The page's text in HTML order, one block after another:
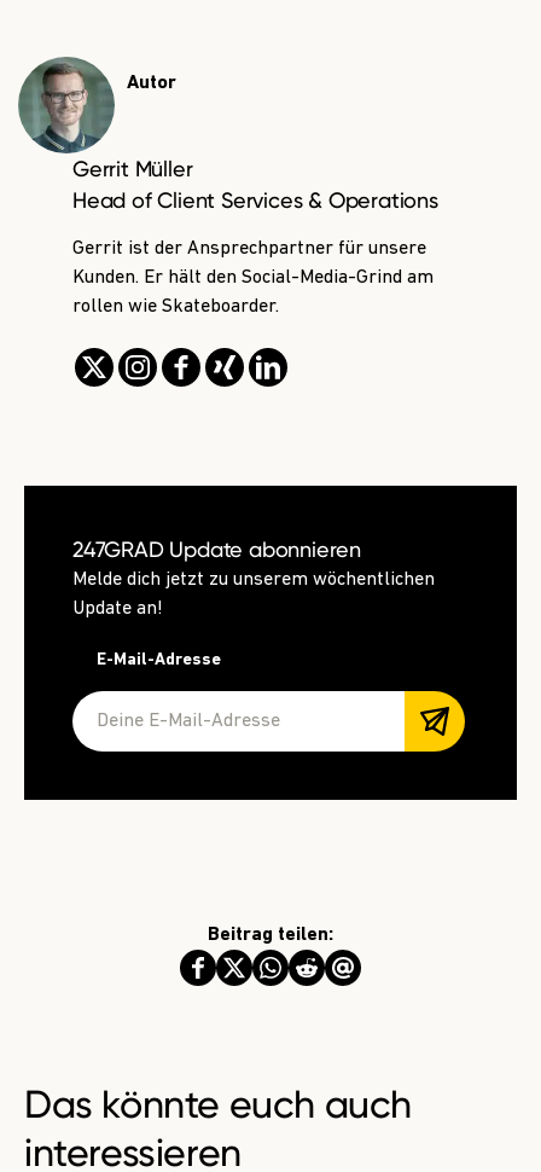
Autor
Gerrit Müller
Head of Client Services & Operations
Gerrit ist der Ansprechpartner für unsere
Kunden. Er hält den Social-Media-Grind am
rollen wie Skateboarder.
247GRAD Update abonnieren
Melde dich jetzt zu unserem wöchentlichen
Update an!
E-Mail-Adresse
Beitrag teilen:
Das könnte euch auch
interessieren